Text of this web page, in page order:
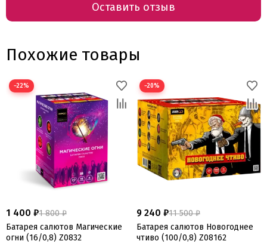
Оставить отзыв
Похожие товары
−22%
1 400 ₽1 800 ₽
Батарея салютов Магические
огни (16/0,8) Z0832
−20%
9 240 ₽11 500 ₽
Батарея салютов Новогоднее
чтиво (100/0,8) Z08162